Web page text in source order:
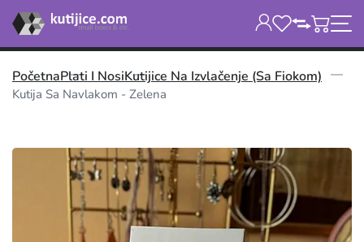
PočetnaPlati I NosiKutijice Na Izvlačenje (sa Fiokom)
Kutija Sa Navlakom - Zelena